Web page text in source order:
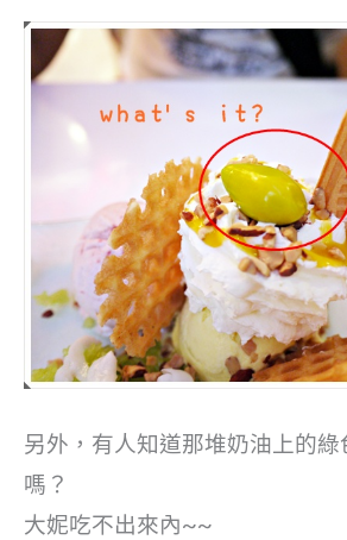
另外，有人知道那堆奶油上的
嗎？
大妮吃不出來內~~